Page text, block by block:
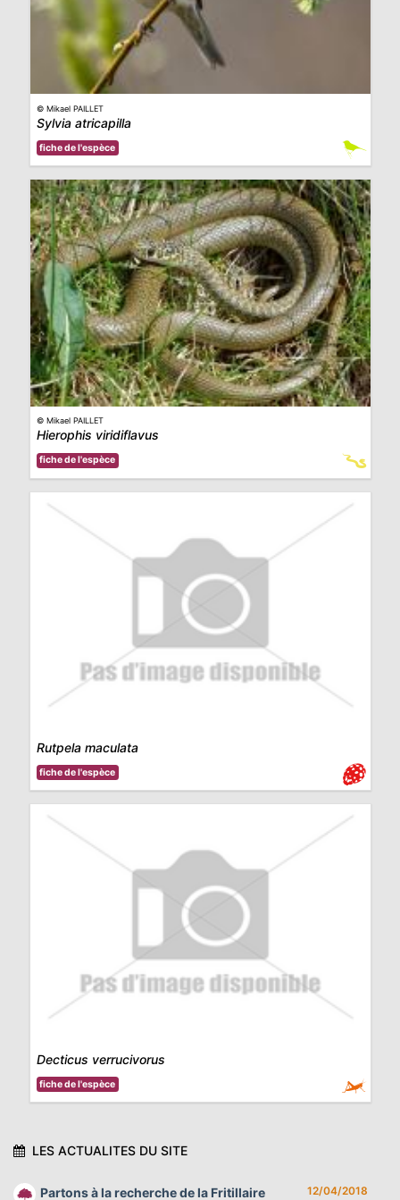
© Mikael PAILLET
Sylvia atricapilla
fiche de l'espèce
© Mikael PAILLET
Hierophis viridiflavus
fiche de l'espèce
Rutpela maculata
fiche de l'espèce
Decticus verrucivorus
fiche de l'espèce
LES ACTUALITES DU SITE
12/04/2018
Partons à la recherche de la Fritillaire